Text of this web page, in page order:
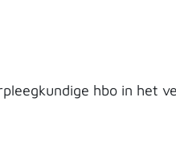
hbo in het